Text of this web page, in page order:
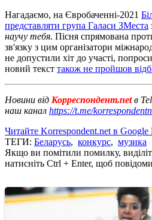
Нагадаємо, на Євробаченні-2021
представляти група Галаси ЗМеста
научу тебя. Пісня спрямована
зв'язку з цим організатори
не допустили хіт до участі,
новий текст також не пройшов
Новини від Корреспондент.netв
наш канал https://t.me/
Читайте Korrespondent.net в Google
ТЕГИ: Беларусь, конкурс, музика
Якщо ви помітили помилку,
натисніть Ctrl + Enter, щоб